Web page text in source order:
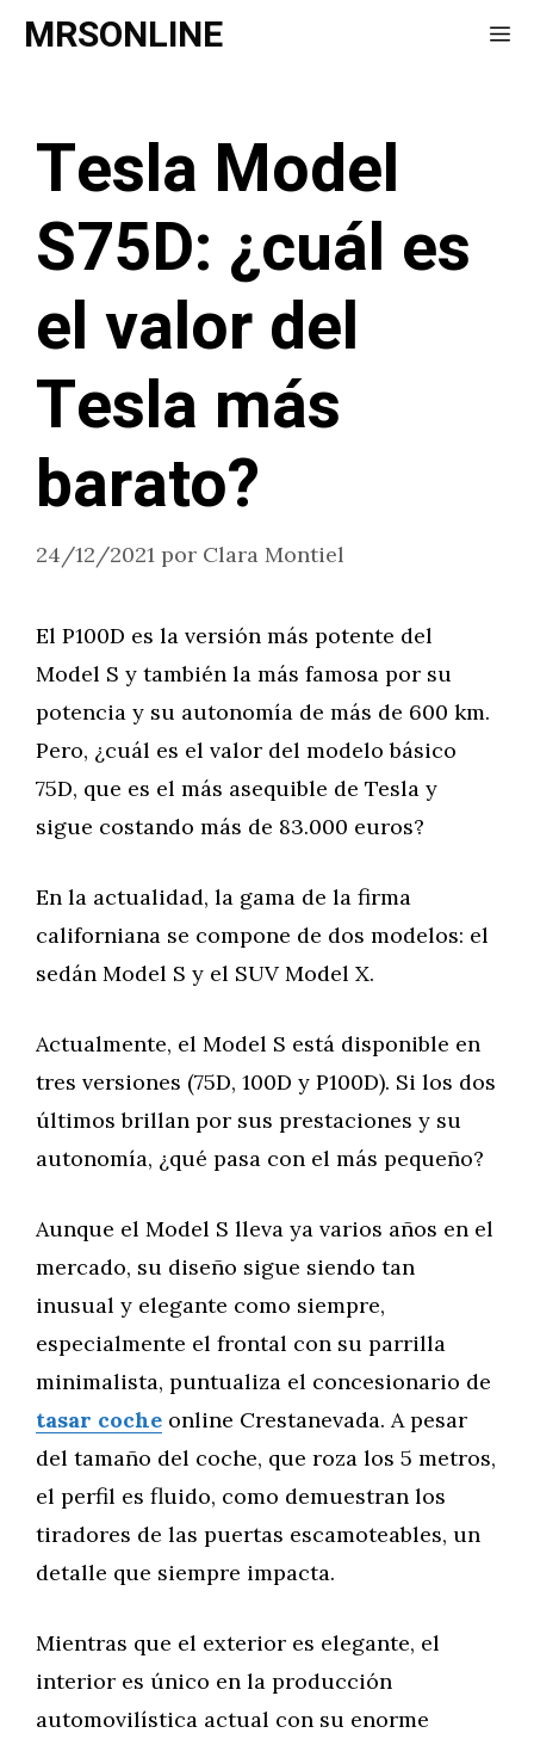
Saltar
MRSONLINE
Tesla Model
S75D: ¿cuál es
el valor del
Tesla más
barato?
24/12/2021 por Clara Montiel
El P100D es la versión más potente del
Model S y también la más famosa por su
potencia y su autonomía de más de 600 km.
Pero, ¿cuál es el valor del modelo básico
75D, que es el más asequible de Tesla y
sigue costando más de 83.000 euros?
En la actualidad, la gama de la firma
californiana se compone de dos modelos: el
sedán Model S y el SUV Model X.
Actualmente, el Model S está disponible en
tres versiones (75D, 100D y P100D). Si los dos
últimos brillan por sus prestaciones y su
autonomía, ¿qué pasa con el más pequeño?
Aunque el Model S lleva ya varios años en el
mercado, su diseño sigue siendo tan
inusual y elegante como siempre,
especialmente el frontal con su parrilla
minimalista, puntualiza el concesionario de
tasar coche online Crestanevada. A pesar
del tamaño del coche, que roza los 5 metros,
el perfil es fluido, como demuestran los
tiradores de las puertas escamoteables, un
detalle que siempre impacta.
Mientras que el exterior es elegante, el
interior es único en la producción
automovilística actual con su enorme